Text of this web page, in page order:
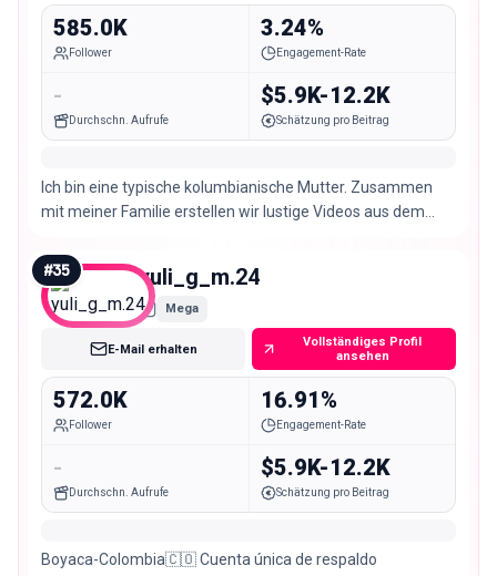
585.0K
Follower
3.24%
Engagement-Rate
-
Durchschn. Aufrufe
$5.9K-12.2K
Schätzung pro Beitrag
Ich bin eine typische kolumbianische Mutter. Zusammen
mit meiner Familie erstellen wir lustige Videos aus dem
#35 yuli_g_m.24
Mega
E-Mail erhalten
Vollständiges Profil
ansehen
572.0K
Follower
16.91%
Engagement-Rate
-
Durchschn. Aufrufe
$5.9K-12.2K
Schätzung pro Beitrag
Boyaca-Colombia🇨🇴 Cuenta única de respaldo